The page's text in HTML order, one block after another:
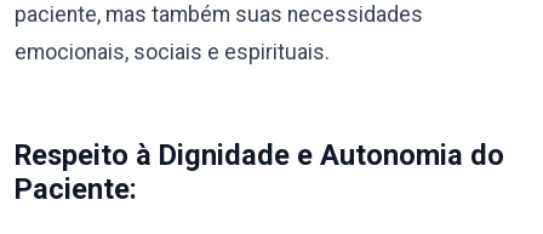
paciente, mas também suas necessidades
emocionais, sociais e espirituais.
Respeito à Dignidade e Autonomia do
Paciente: